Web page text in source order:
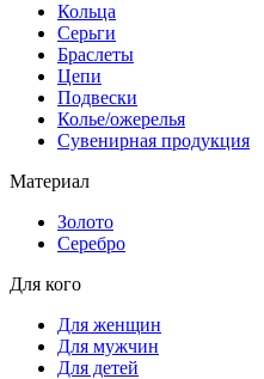
Кольца
Серьги
Браслеты
Цепи
Подвески
Колье/ожерелья
Сувенирная продукция
Материал
Золото
Серебро
Для кого
Для женщин
Для мужчин
Для детей